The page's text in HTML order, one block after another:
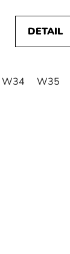
W44
DETAIL
W34 W35